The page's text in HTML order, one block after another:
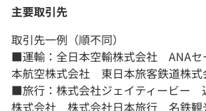
主要取引先
取引先一例（順不同）
■運輸：全日本空輸株式会社 ANA
本航空株式会社 東日本旅客鉄道株式
■旅行：株式会社ジェイティービー
株式会社 株式会社日本旅行 名鉄観